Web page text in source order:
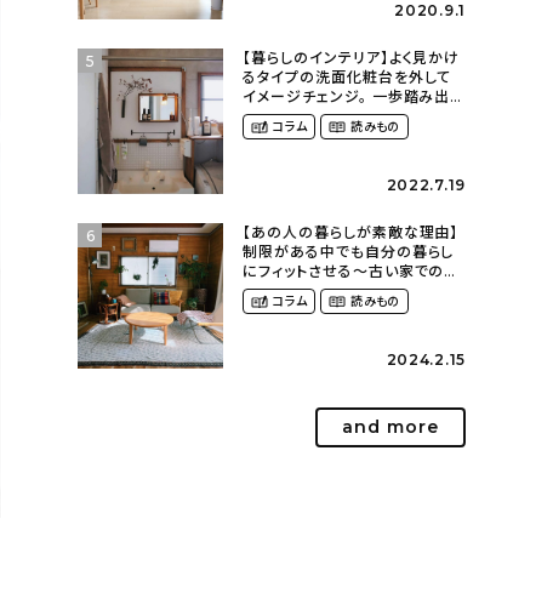
2020.9.1
5
【暮らしのインテリア】よく見かけ
るタイプの洗面化粧台を外して
イメージチェンジ。 一歩踏み出し
て理想の空間へ〜築１２年の建
売住宅をDIYする暮らし
コラム 読みもの
2022.7.19
6
【あの人の暮らしが素敵な理由】
制限がある中でも自分の暮らし
にフィットさせる〜古い家での暮
らしを楽しむ（idasanchiさん）
コラム 読みもの
2024.2.15
and more